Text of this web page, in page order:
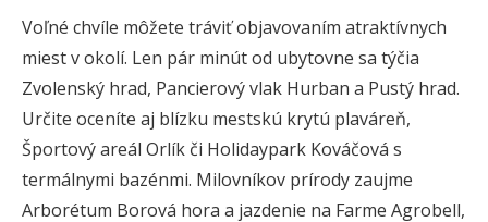
Voľné chvíle môžete tráviť objavovaním atraktívnych
miest v okolí. Len pár minút od ubytovne sa týčia
Zvolenský hrad, Pancierový vlak Hurban a Pustý hrad.
Určite oceníte aj blízku mestskú krytú plaváreň,
Športový areál Orlík či Holidaypark Kováčová s
termálnymi bazénmi. Milovníkov prírody zaujme
Arborétum Borová hora a jazdenie na Farme Agrobell,